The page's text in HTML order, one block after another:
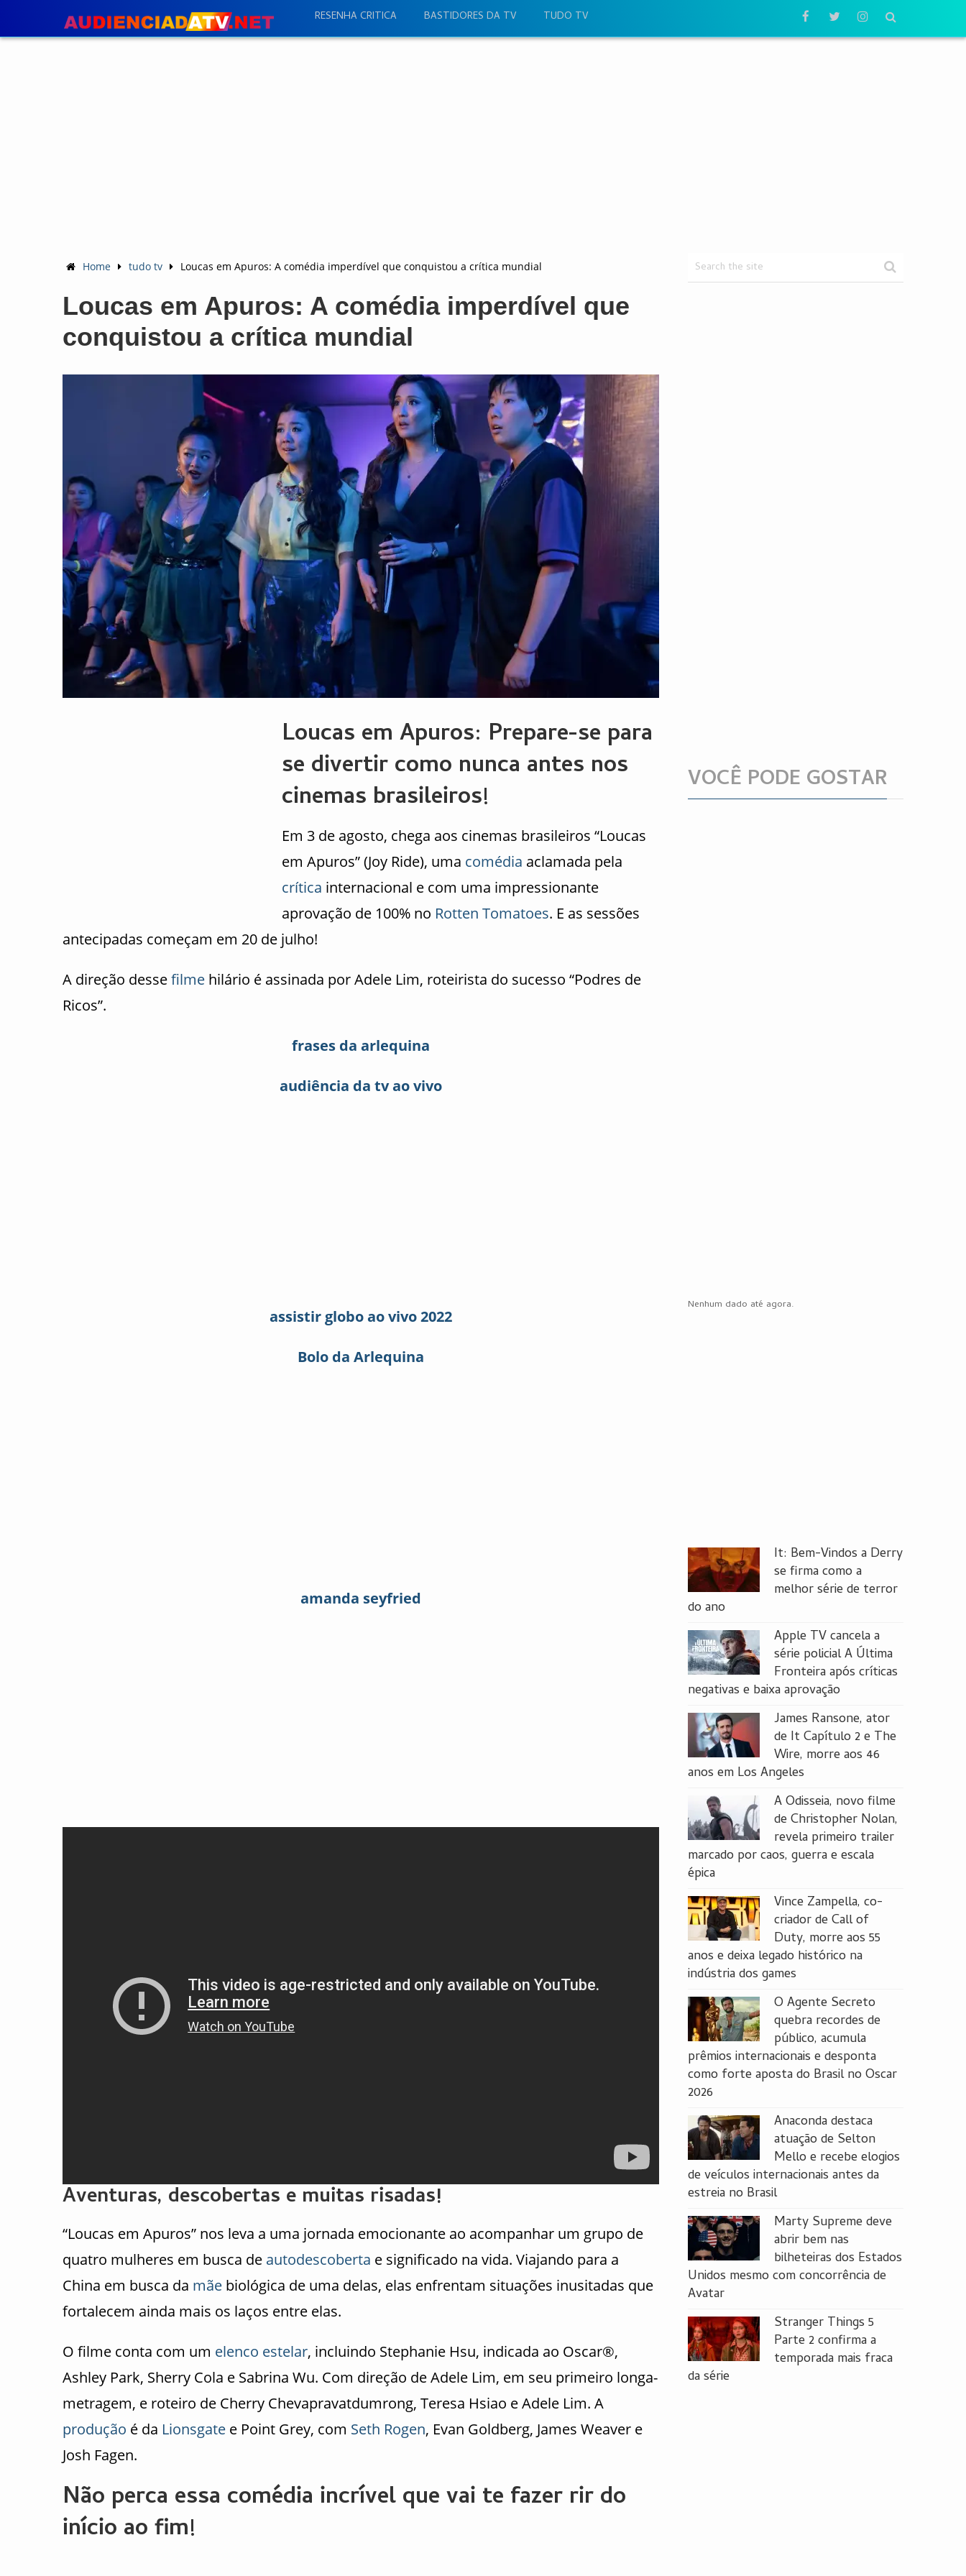
RESENHA CRITICA BASTIDORES DA TV TUDO TV
Home tudo tv Loucas em Apuros: A comédia imperdível que conquistou a crítica mundial
Loucas em Apuros: A comédia imperdível que
conquistou a crítica mundial
Loucas em Apuros: Prepare-se para
se divertir como nunca antes nos
cinemas brasileiros!
Em 3 de agosto, chega aos cinemas brasileiros “Loucas
em Apuros” (Joy Ride), uma comédia aclamada pela
crítica internacional e com uma impressionante
aprovação de 100% no Rotten Tomatoes. E as sessões
antecipadas começam em 20 de julho!
A direção dessefilme hilário é assinada por Adele Lim, roteirista do sucesso “Podres de
Ricos”.
frases da arlequina
audiência da tv ao vivo
assistir globo ao vivo 2022
Bolo da Arlequina
amanda seyfried
Aventuras, descobertas e muitas risadas!
“Loucas em Apuros” nos leva a uma jornada emocionante ao acompanhar um grupo de
quatro mulheres em busca de autodescoberta e significado na vida. Viajando para a
China em busca da mãe biológica de uma delas, elas enfrentam situações inusitadas que
fortalecem ainda mais os laços entre elas.
O filme conta com um elenco estelar, incluindo Stephanie Hsu, indicada ao Oscar®,
Ashley Park, Sherry Cola e Sabrina Wu. Com direção de Adele Lim, em seu primeiro longa-
metragem, e roteiro de Cherry Chevapravatdumrong, Teresa Hsiao e Adele Lim. A
produção é da Lionsgate e Point Grey, com Seth Rogen, Evan Goldberg, James Weaver e
Josh Fagen.
Não perca essa comédia incrível que vai te fazer rir do
início ao fim!
VOCÊ PODE GOSTAR
Nenhum dado até agora.
It: Bem-Vindos a Derry
se firma como a
melhor série de terror
do ano
Apple TV cancela a
série policial A Última
Fronteira após críticas
negativas e baixa aprovação
James Ransone, ator
de It Capítulo 2 e The
Wire, morre aos 46
anos em Los Angeles
A Odisseia, novo filme
de Christopher Nolan,
revela primeiro trailer
marcado por caos, guerra e escala
épica
Vince Zampella, co-
criador de Call of
Duty, morre aos 55
anos e deixa legado histórico na
indústria dos games
O Agente Secreto
quebra recordes de
público, acumula
prêmios internacionais e desponta
como forte aposta do Brasil no Oscar
2026
Anaconda destaca
atuação de Selton
Mello e recebe elogios
de veículos internacionais antes da
estreia no Brasil
Marty Supreme deve
abrir bem nas
bilheteiras dos Estados
Unidos mesmo com concorrência de
Avatar
Stranger Things 5
Parte 2 confirma a
temporada mais fraca
da série